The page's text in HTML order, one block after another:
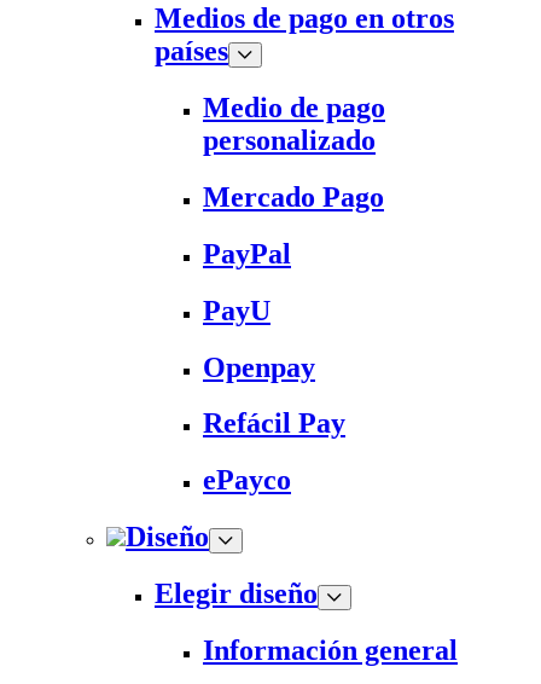
Medios de pago en otros
países
Medio de pago
personalizado
Mercado Pago
PayPal
PayU
Openpay
Refácil Pay
ePayco
Diseño
Elegir diseño
Información general